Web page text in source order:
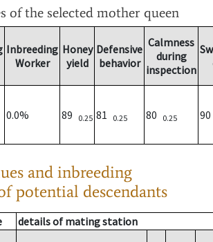
of the selected mother queen
Inbreeding
Worker
Honey
yield
Defensive
behavior
Calmness
during
inspection
0.0% 89 0.25 81 0.25 80 0.25
and inbreeding
potential descendants
details of mating station